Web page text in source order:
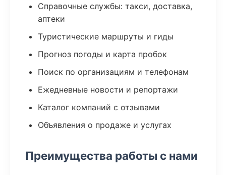
Справочные службы: такси, доставка,
аптеки
Туристические маршруты и гиды
Прогноз погоды и карта пробок
Поиск по организациям и телефонам
Ежедневные новости и репортажи
Каталог компаний с отзывами
Объявления о продаже и услугах
Преимущества работы с нами